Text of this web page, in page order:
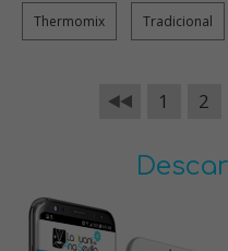
Thermomix Tradicional
1 2